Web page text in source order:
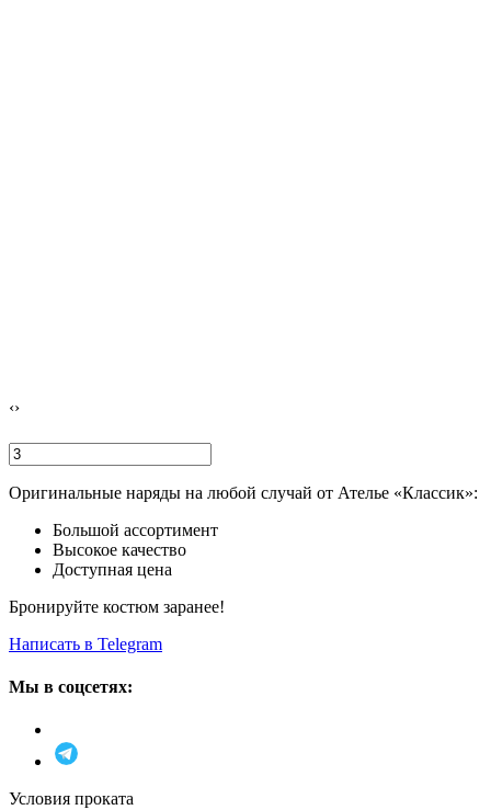
‹›
Оригинальные наряды на любой случай от Ателье «Классик»:
Большой ассортимент
Высокое качество
Доступная цена
Бронируйте костюм заранее!
Написать в Telegram
Мы в соцсетях:
Условия проката